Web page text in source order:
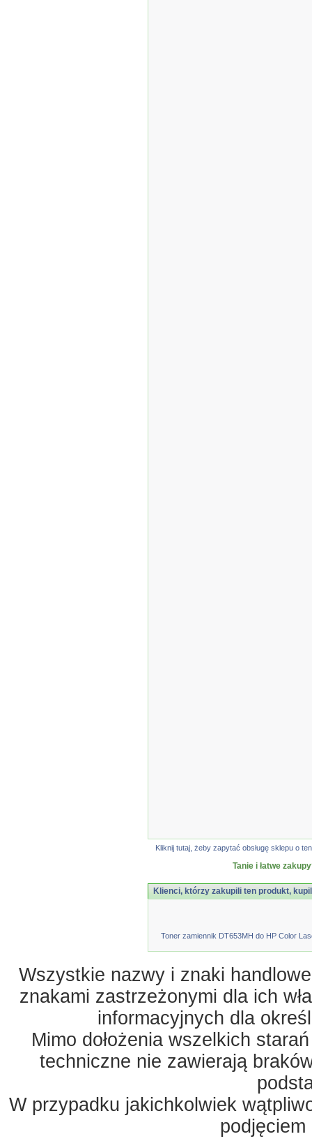
Kliknij tutaj, żeby zapytać obsługę sklepu o
Tanie i łatwe
Klienci, którzy zakupili ten produkt,
Toner zamiennik DT653MH do HP Color
Wszystkie nazwy i znaki
znakami zastrzeżonymi dla ich
informacyjnych dla
Mimo dołożenia wszelkich
techniczne nie zawierają
W przypadku jakichkolwiek